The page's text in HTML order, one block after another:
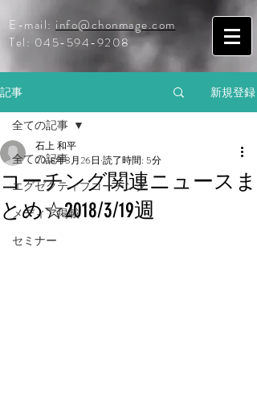
E-mail: info@chonmage.com
Tel: 045-594-9208
記事 新規登録
全ての記事
エグゼクティブコーチング
メディア掲載
セミナー
全ての記事
コーチング関連ニュースま
とめ☆2018/3/19週
石上 和平
2018年3月26日 読了時間: 5分